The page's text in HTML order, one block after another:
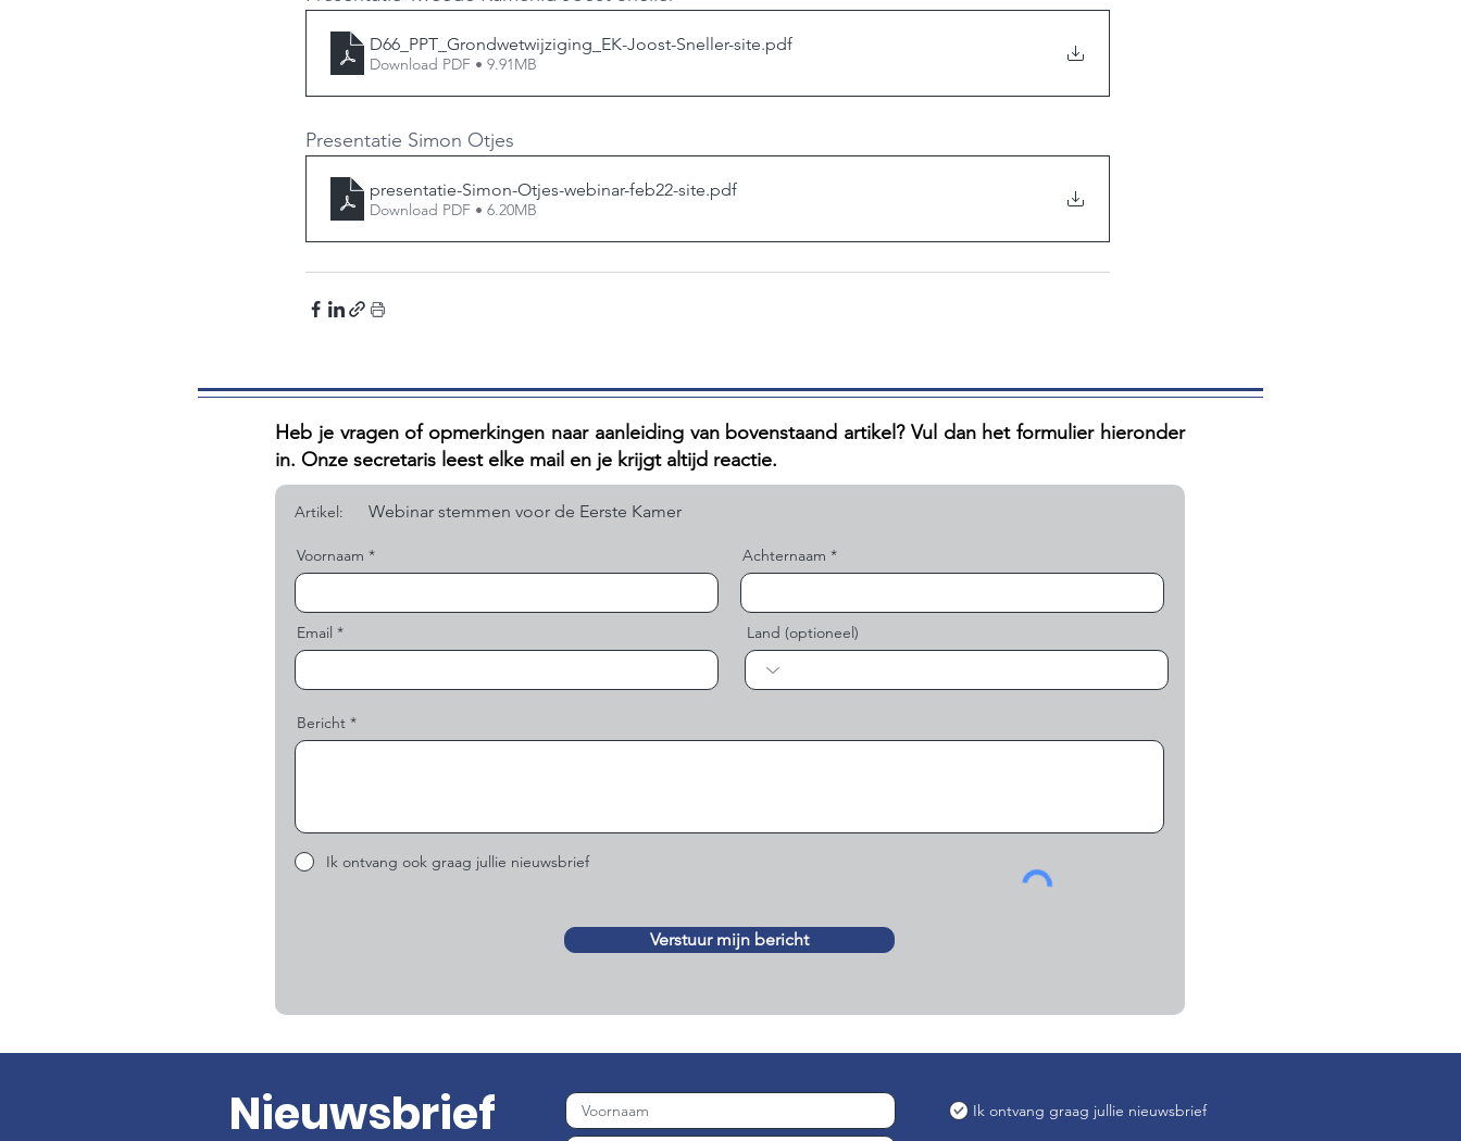
D66_PPT_Grondwetwijziging_EK-Joost-Sneller-site.pdf
Download PDF • 9.91MB
Presentatie Simon Otjes
presentatie-Simon-Otjes-webinar-feb22-site.pdf
Download PDF • 6.20MB
Heb je vragen of opmerkingen naar aanleiding van bovenstaand artikel? Vul dan het formulier hieronder
in. Onze secretaris leest elke mail en je krijgt altijd reactie.
Artikel:
Voornaam
Email
Achternaam
Land (optioneel)
Bericht
Ik ontvang ook graag jullie nieuwsbrief
Verstuur mijn bericht
Nieuwsbrief Ik ontvang graag jullie nieuwsbrief